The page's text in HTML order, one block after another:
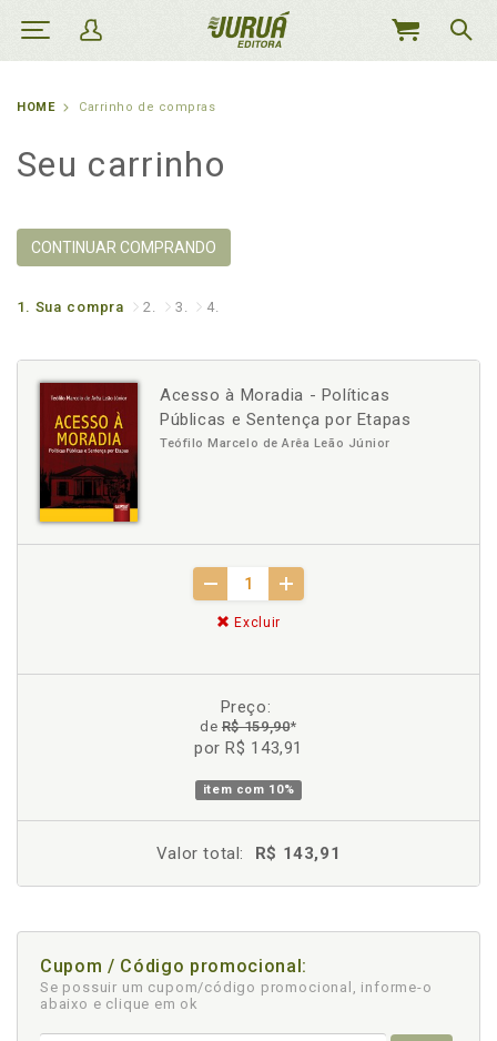
MEU
HOME Carrinho de compras
Seu carrinho
CONTINUAR COMPRANDO
1. Sua compra 2. 3. 4.
Acesso à Moradia - Políticas
Públicas e Sentença por Etapas
Teófilo Marcelo de Arêa Leão Júnior
Excluir
Preço:
deR$ 159,90*
por R$ 143,91
item com 10%
Valor total: R$ 143,91
Cupom / Código promocional:
Se possuir um cupom/código promocional, informe-o
abaixo e clique em ok